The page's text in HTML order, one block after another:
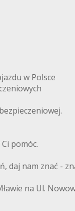
w Polsce
pomóc.
daj nam znać -
na Ul.